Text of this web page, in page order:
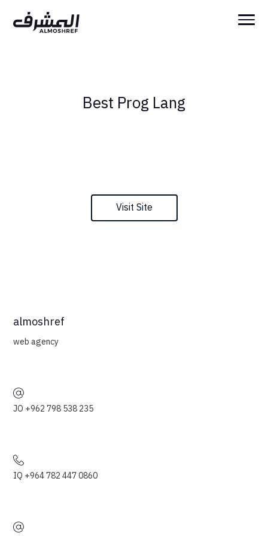
Best Prog Lang
Visit Site
almoshref
web agency
JO +962 798 538 235
IQ +964 782 447 0860